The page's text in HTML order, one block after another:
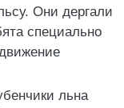
Они дергали
специально
льна